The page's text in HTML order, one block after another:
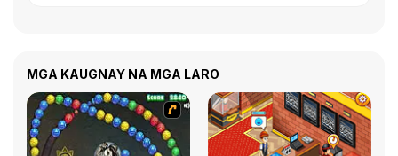
MGA KAUGNAY NA MGA LARO